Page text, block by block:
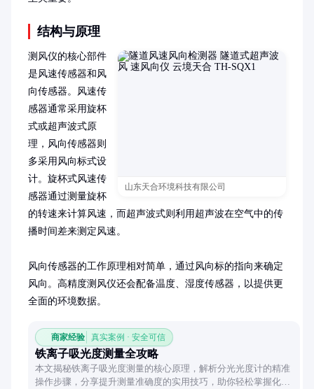
结构与原理
山东天合环境科技有限公司
测风仪的核心部件
是风速传感器和风
向传感器。风速传
感器通常采用旋杯
式或超声波式原
理，风向传感器则
多采用风向标式设
计。旋杯式风速传
感器通过测量旋杯
的转速来计算风速，而超声波式则利用超声波在空气中的传
播时间差来测定风速。
风向传感器的工作原理相对简单，通过风向标的指向来确定
风向。高精度测风仪还会配备温度、湿度传感器，以提供更
全面的环境数据。
商家经验 真实案例 · 安全可信
铁离子吸光度测量全攻略
本文揭秘铁离子吸光度测量的核心原理，解析分光光度计的精准
操作步骤，分享提升测量准确度的实用技巧，助你轻松掌握化学